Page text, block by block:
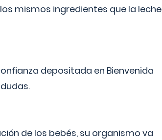
mismos ingredientes que la leche
depositada en Bienvenida
de los bebés, su organismo va